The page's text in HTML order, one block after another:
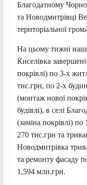
Благодатному
та Новодмитрівці
територіальної
На цьому тижні
Киселівка
покрівлі) по 3-х
тис.грн, по 2-х
(монтаж нової
будівлі), в селі
(заміна покрівлі)
270 тис.грн та
Новодмитрівка
та ремонту фасаду
1,594 млн.грн.